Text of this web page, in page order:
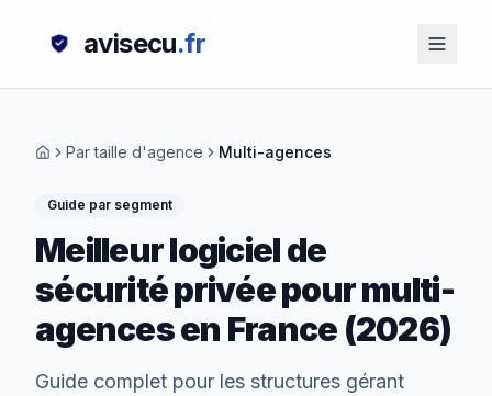
avisecu.fr
Par taille d'agence Multi-agences
Guide par segment
Meilleur logiciel de
sécurité privée pourmulti-
agencesen France (2026)
Guide complet pour les structures gérant